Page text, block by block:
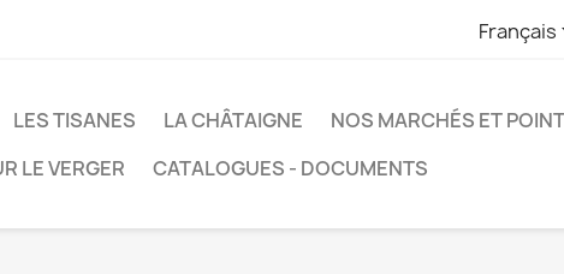
Français
LES TISANES LA CHÂTAIGNE
NOS MARCHÉS ET
LE VERGER
CATALOGUES - DOCUMENTS